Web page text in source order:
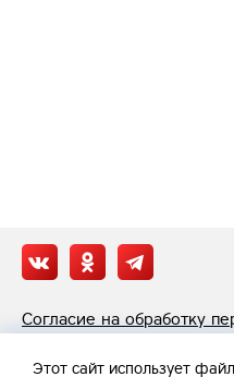
Согласие на обработку
Этот сайт использует